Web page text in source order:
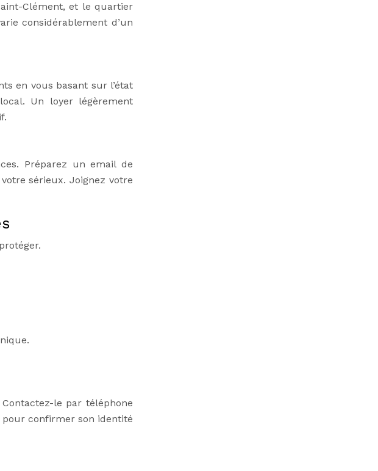
Clément, et le quartier
considérablement d’un
en vous basant sur l’état
Un loyer légèrement
Préparez un email de
sérieux. Joignez votre
le par téléphone
confirmer son identité